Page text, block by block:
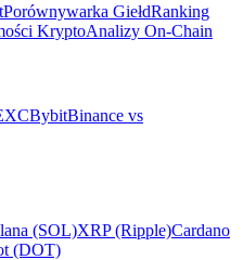
Porównywarka GiełdRanking
KryptoAnalizy On-Chain
BybitBinance vs
(SOL)XRP (Ripple)Cardano
(DOT)